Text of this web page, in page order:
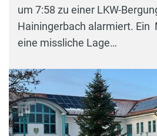
um 7:58 zu einer LKW-
Hainingerbach alarmiert. Ein
eine missliche Lage…